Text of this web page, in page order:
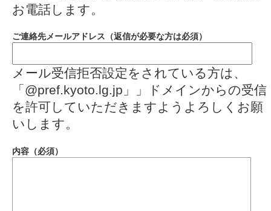
お電話します。
ご連絡先メールアドレス（返信が必要な方は必須）
メール受信拒否設定をされている方は、
「@pref.kyoto.lg.jp」」ドメインからの受信
を許可していただきますようよろしくお願
いします。
内容（必須）